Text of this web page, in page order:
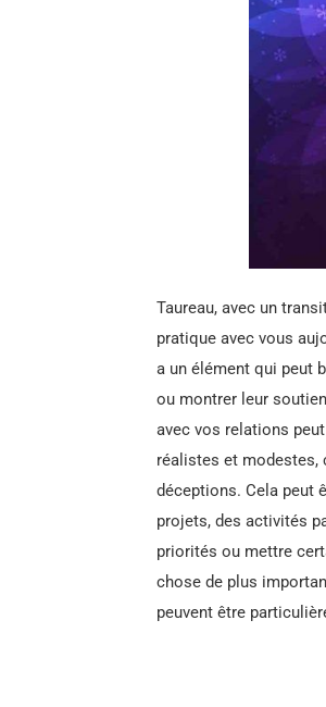
Taureau, avec un
pratique avec vous
a un élément qui peut
ou montrer leur
avec vos relations
réalistes et modestes,
déceptions. Cela peut
projets, des activités
priorités ou mettre
chose de plus
peuvent être